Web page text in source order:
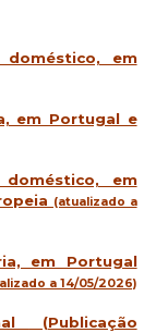
em
em Portugal e
em
(atualizado a
em Portugal
a 14/05/2026)
(Publicação